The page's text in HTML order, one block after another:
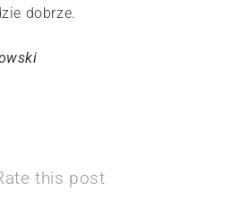
dobrze.
this post